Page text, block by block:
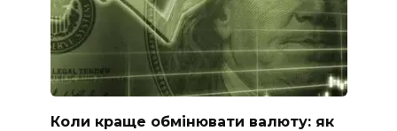
Коли краще обмінювати валюту: як